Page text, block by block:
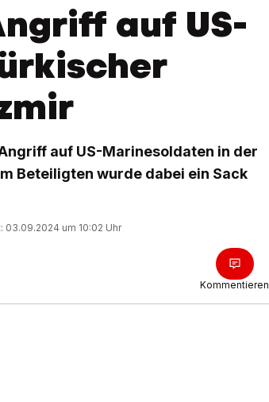
auf US-
auf US-Marinesoldaten in der
Beteiligten wurde dabei ein Sack
03.09.2024 um 10:02 Uhr
Kommentieren